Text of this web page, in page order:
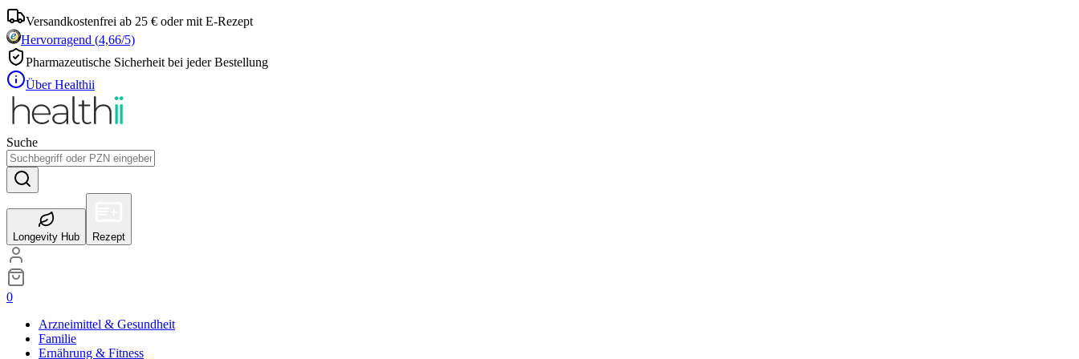
Versandkostenfrei ab 25 € oder mit E-Rezept
Hervorragend (4,66/5)
Pharmazeutische Sicherheit bei jeder Bestellung
Über Healthii
Suche
Longevity Hub Rezept
0
Arzneimittel & Gesundheit
Familie
Ernährung & Fitness